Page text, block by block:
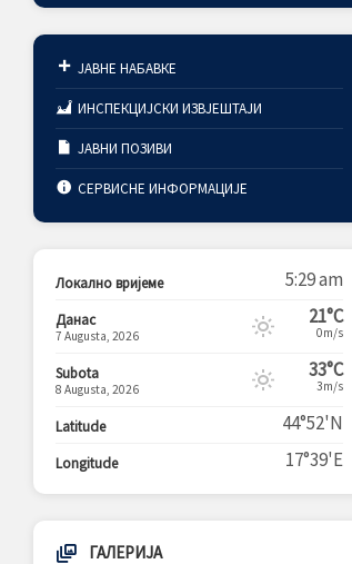
ЈАВНЕ НАБАВКЕ
ИНСПЕКЦИЈСКИ ИЗВЈЕШТАЈИ
ЈАВНИ ПОЗИВИ
СЕРВИСНЕ ИНФОРМАЦИЈЕ
Локално вријеме 5:29 am
Данас
7 Augusta, 2026
21°C
0m/s
Subota
8 Augusta, 2026
33°C
3m/s
Latitude 44°52'N
Longitude 17°39'E
ГАЛЕРИЈА